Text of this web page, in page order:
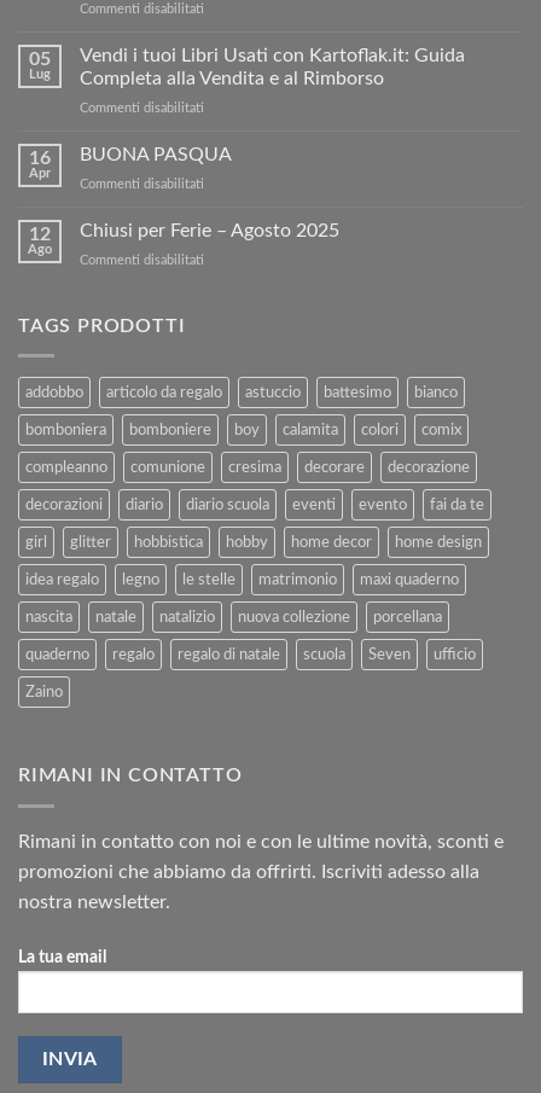
Commenti disabilitati
Risparmia:
sconto
05
Lug
Vendi i tuoi Libri Usati con Kartoflak.it: Guida
Completa alla Vendita e al Rimborso
Commenti disabilitati
i
tuoi
con
Rimborso
16
Apr
BUONA PASQUA
Commenti disabilitati
PASQUA
12
Ago
Chiusi per Ferie – Agosto 2025
Commenti disabilitati
2025
TAGS PRODOTTI
addobbo articolo da regalo astuccio battesimo bianco
bomboniera bomboniere boy calamita colori comix
compleanno comunione cresima decorare decorazione
decorazioni diario diario scuola eventi evento fai da te
girl glitter hobbistica hobby home decor home design
idea regalo legno le stelle matrimonio maxi quaderno
nascita natale natalizio nuova collezione porcellana
quaderno regalo regalo di natale scuola Seven ufficio
Zaino
RIMANI IN CONTATTO
Rimani in contatto con noi e con le ultime novità, sconti e
promozioni che abbiamo da offrirti. Iscriviti adesso alla
nostra newsletter.
La tua email